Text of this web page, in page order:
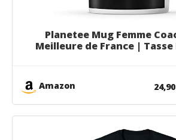
Planetee Mug Femme
Meilleure de France |
Amazon